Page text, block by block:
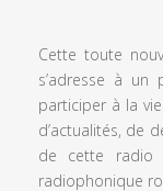
Cette toute
s’adresse à un
participer à la
d’actualités, de
de cette radio
radiophonique